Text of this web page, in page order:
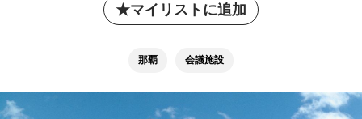
マイリストに追加
那覇 会議施設